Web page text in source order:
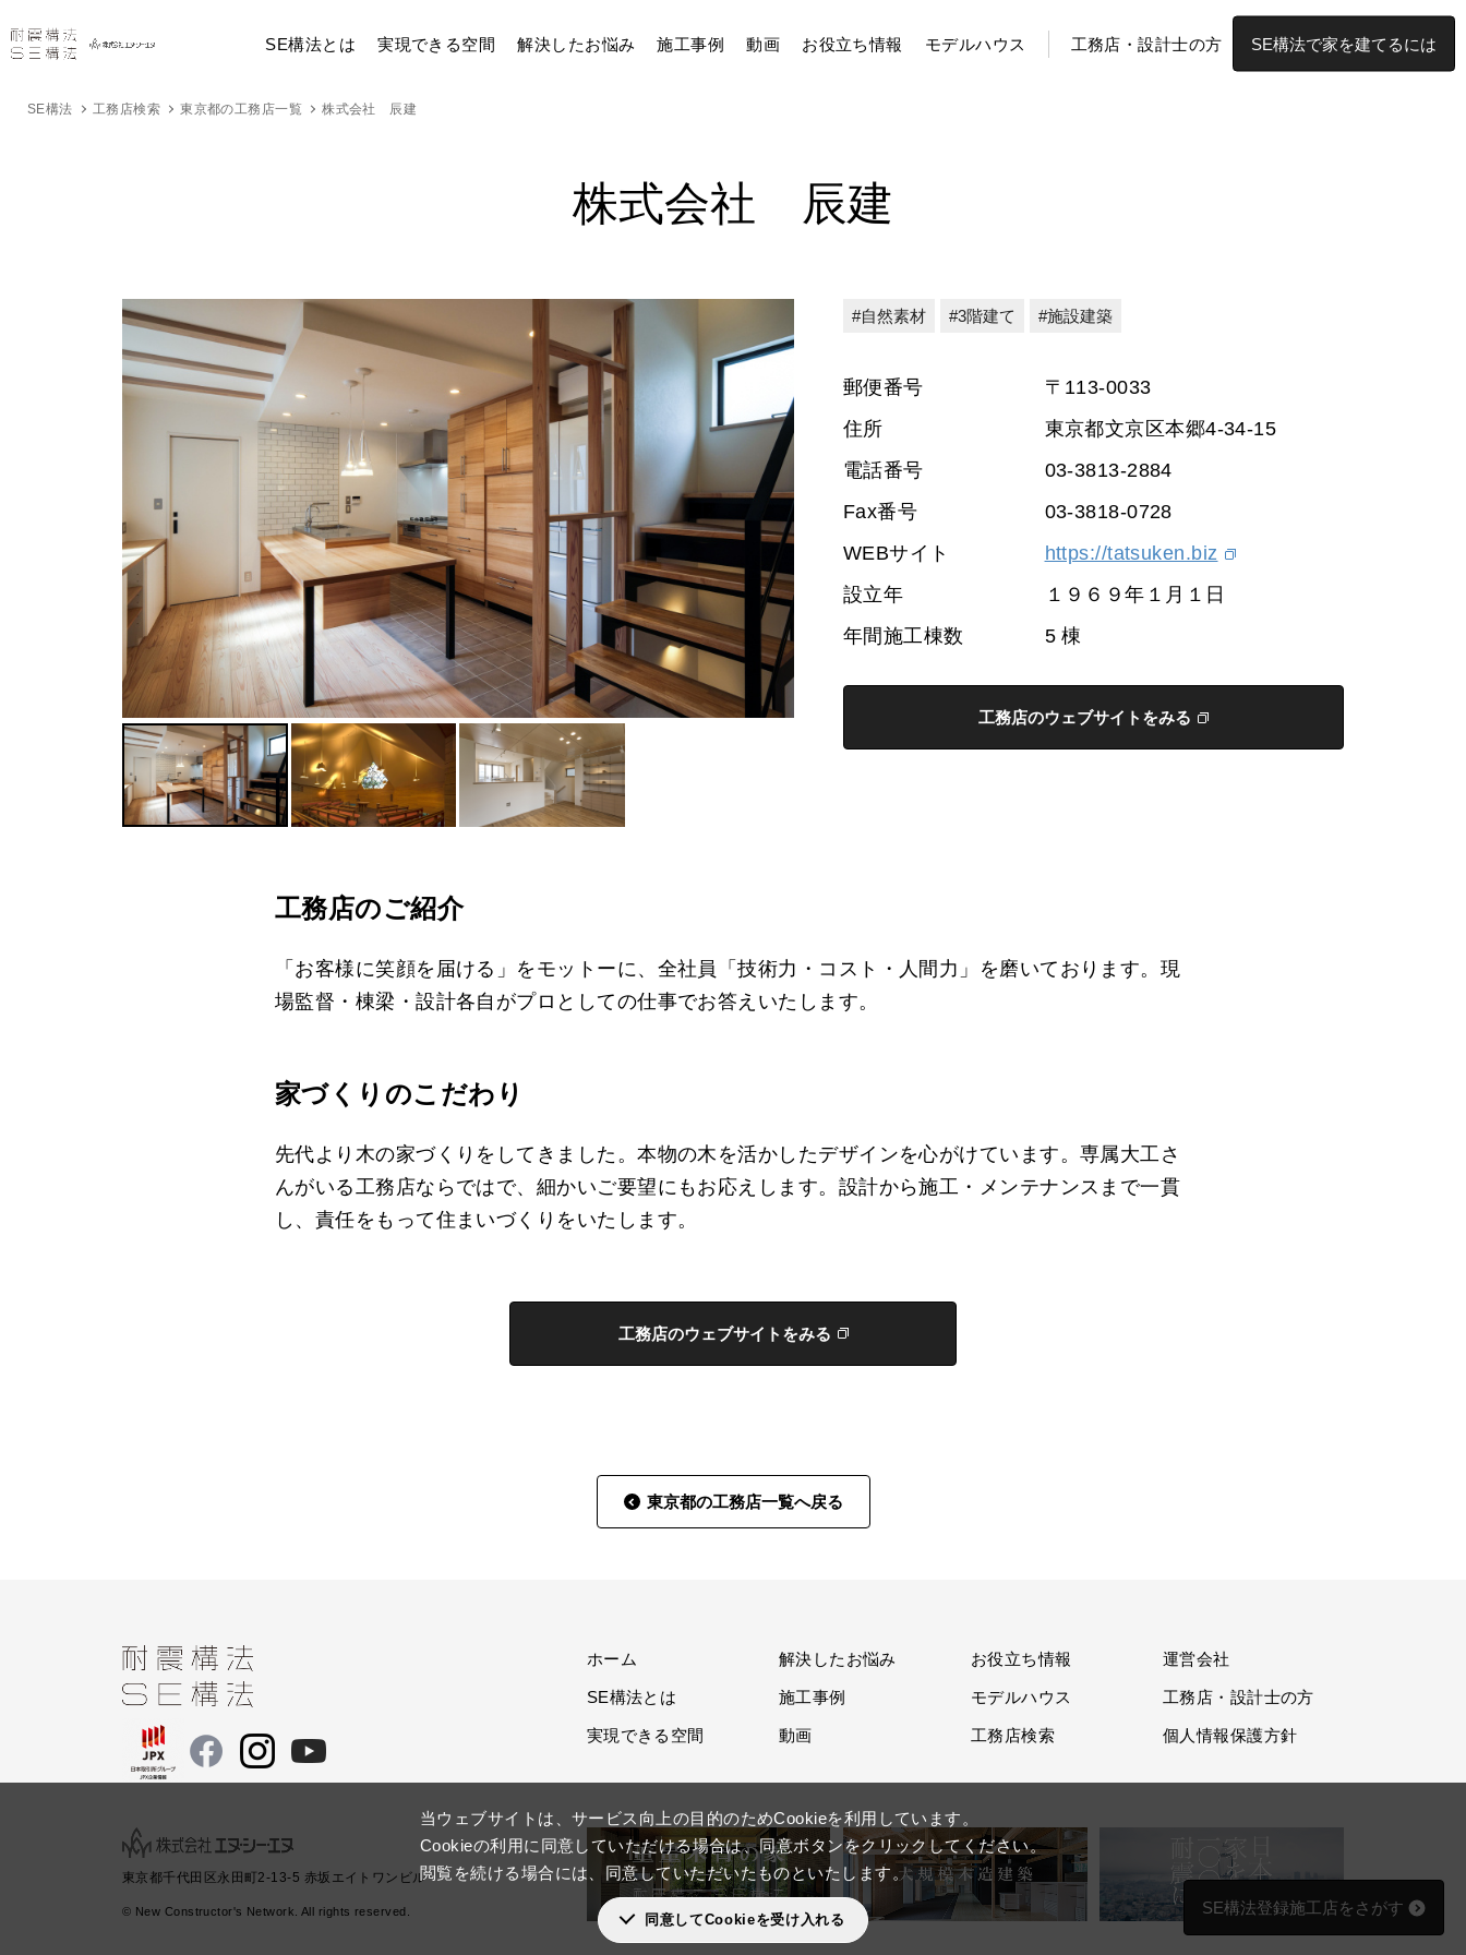
当ウェブサイトは、サービス向上の目的のためCookieを利用しています。
Cookieの利用に同意していただける場合は、同意ボタンをクリックしてください。
閲覧を続ける場合には、同意していただいたものといたします。
同意してCookieを受け入れる
SE構法登録施工店をさがす
SE構法とは 実現できる空間 解決したお悩み 施工事例 動画 お役立ち情報 モデルハウス 工務店・設計士の方 SE構法で家を建てるには
SE構法 工務店検索 東京都の工務店一覧 株式会社 辰建
株式会社 辰建
自然素材 3階建て 施設建築
郵便番号
〒113-0033
住所
東京都文京区本郷4-34-15
電話番号
03-3813-2884
Fax番号
03-3818-0728
WEBサイト
https://tatsuken.biz
設立年
１９６９年１月１日
年間施工棟数
5 棟
工務店のウェブサイトをみる
工務店のご紹介
「お客様に笑顔を届ける」をモットーに、全社員「技術力・コスト・人間力」を磨いております。現
場監督・棟梁・設計各自がプロとしての仕事でお答えいたします。
家づくりのこだわり
先代より木の家づくりをしてきました。本物の木を活かしたデザインを心がけています。専属大工さ
んがいる工務店ならではで、細かいご要望にもお応えします。設計から施工・メンテナンスまで一貫
し、責任をもって住まいづくりをいたします。
工務店のウェブサイトをみる
東京都の工務店一覧へ戻る
ホーム 解決したお悩み お役立ち情報 運営会社
SE構法とは 施工事例 モデルハウス 工務店・設計士の方
実現できる空間 動画 工務店検索 個人情報保護方針
東京都千代田区永田町2-13-5 赤坂エイトワンビル
© New Constructor's Network. All rights reserved.